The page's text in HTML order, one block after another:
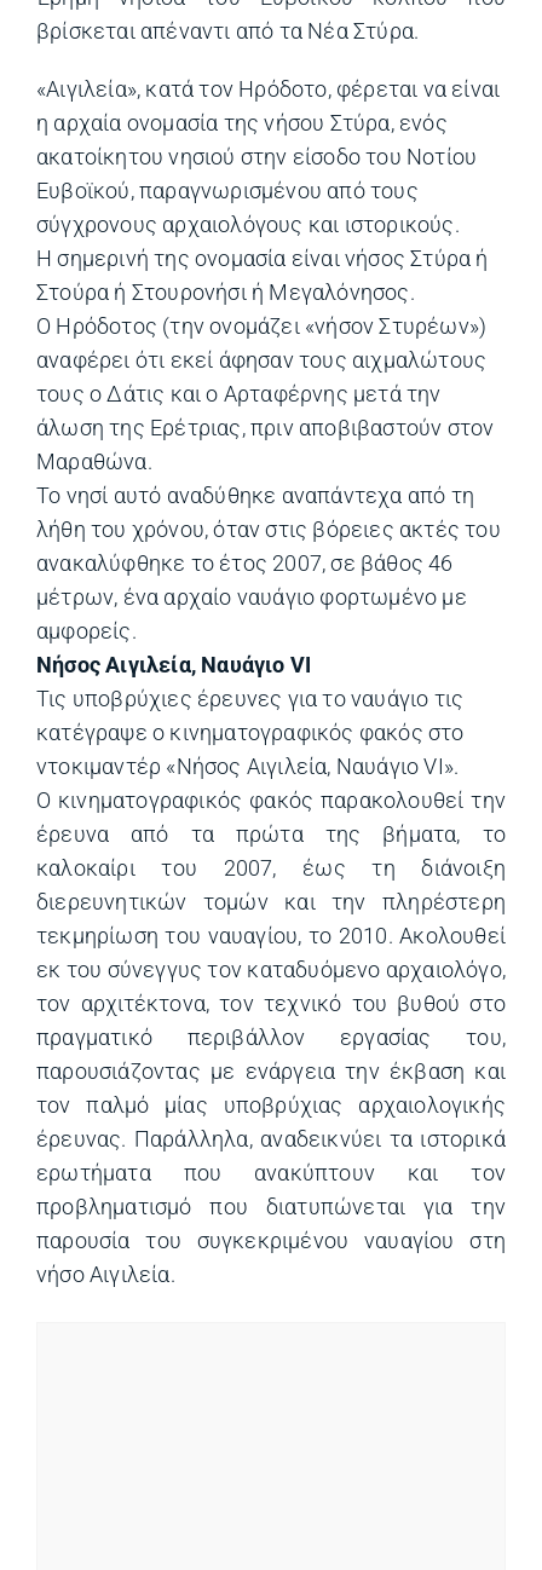
βρίσκεται απέναντι από τα Νέα Στύρα.
«Αιγιλεία», κατά τον Ηρόδοτο, φέρεται να είναι
η αρχαία ονοµασία της νήσου Στύρα, ενός
ακατοίκητου νησιού στην είσοδο του Νοτίου
Ευβοϊκού, παραγνωρισµένου από τους
σύγχρονους αρχαιολόγους και ιστορικούς.
Η σημερινή της ονομασία είναι νήσος Στύρα ή
Στούρα ή Στουρονήσι ή Μεγαλόνησος.
Ο Ηρόδοτος (την ονομάζει «νήσον Στυρέων»)
αναφέρει ότι εκεί άφησαν τους αιχμαλώτους
τους ο Δάτις και ο Αρταφέρνης μετά την
άλωση της Ερέτριας, πριν αποβιβαστούν στον
Μαραθώνα.
Το νησί αυτό αναδύθηκε αναπάντεχα από τη
λήθη του χρόνου, όταν στις βόρειες ακτές του
ανακαλύφθηκε το έτος 2007, σε βάθος 46
µέτρων, ένα αρχαίο ναυάγιο φορτωµένο µε
αµφορείς.
Νήσος Αιγιλεία, Ναυάγιο VI
Τις υποβρύχιες έρευνες για το ναυάγιο τις
κατέγραψε ο κινηματογραφικός φακός στο
ντοκιμαντέρ «Νήσος Αιγιλεία, Ναυάγιο VI».
Ο κινηµατογραφικός φακός παρακολουθεί την
έρευνα από τα πρώτα της βήµατα, το
καλοκαίρι του 2007, έως τη διάνοιξη
διερευνητικών τοµών και την πληρέστερη
τεκµηρίωση του ναυαγίου, το 2010. Ακολουθεί
εκ του σύνεγγυς τον καταδυόµενο αρχαιολόγο,
τον αρχιτέκτονα, τον τεχνικό του βυθού στο
πραγµατικό περιβάλλον εργασίας του,
παρουσιάζοντας µε ενάργεια την έκβαση και
τον παλµό µίας υποβρύχιας αρχαιολογικής
έρευνας. Παράλληλα, αναδεικνύει τα ιστορικά
ερωτήµατα που ανακύπτουν και τον
προβληµατισµό που διατυπώνεται για την
παρουσία του συγκεκριµένου ναυαγίου στη
νήσο Αιγιλεία.